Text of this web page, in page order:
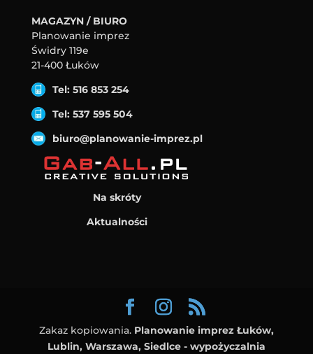
MAGAZYN / BIURO
Planowanie imprez
Świdry 119e
21-400 Łuków
Tel: 516 853 254
Tel: 537 595 504
biuro@planowanie-imprez.pl
Na skróty
Aktualności
Zakaz kopiowania. Planowanie imprez Łuków,
Lublin, Warszawa, Siedlce - wypożyczalnia